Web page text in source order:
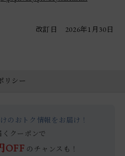
改訂日 2026年1月30日
リシー
のおトク情報をお届け！
くクーポンで
OFF のチャンスも！